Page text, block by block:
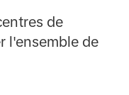
de
l'ensemble de